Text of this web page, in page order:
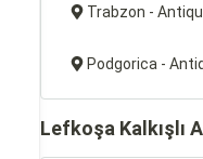
Trabzon -
Podgorica -
Lefkoşa Kalkışlı